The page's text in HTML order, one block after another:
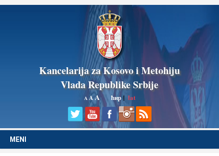
Kancelarija za Kosovo i Metohiju
Vlada Republike Srbije
A AA ћир|lat
MENI